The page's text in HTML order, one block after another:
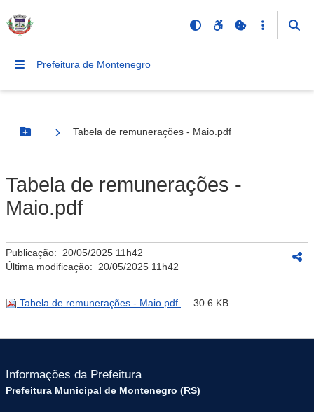
Prefeitura de Montenegro
Botão Menu
Tabela de remunerações - Maio.pdf
Tabela de remunerações -
Maio.pdf
Publicação: 20/05/2025 11h42
Última modificação: 20/05/2025 11h42
Tabela de remunerações - Maio.pdf — 30.6 KB
Informações da Prefeitura
Prefeitura Municipal de Montenegro (RS)